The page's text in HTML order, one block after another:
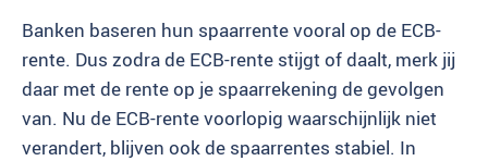
Banken baseren hun spaarrente vooral op de ECB-
rente. Dus zodra de ECB-rente stijgt of daalt, merk jij
daar met de rente op je spaarrekening de gevolgen
van. Nu de ECB-rente voorlopig waarschijnlijk niet
verandert, blijven ook de spaarrentes stabiel. In